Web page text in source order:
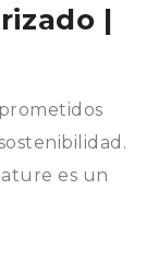
|
es un